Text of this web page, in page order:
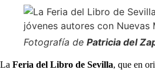
Fotografía de Patricia del
La Feria del Libro de Sevilla, que en